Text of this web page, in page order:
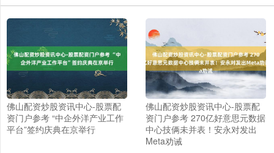
佛山配资炒股资讯中心-股票配
资门户参考 “中企外洋产业工作
平台”签约庆典在京举行
佛山配资炒股资讯中心-股票配
资门户参考 270亿好意思元数据
中心技俩未并表！安永对发出
Meta劝诫